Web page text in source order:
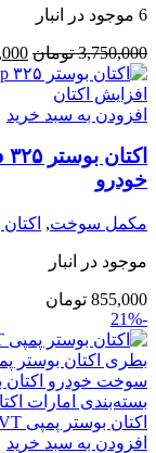
6 موجود در انبار
3,750,000 تومان
افزودن به سبد خرید
خودرو
مکمل سوخت,
موجود در انبار
855,000 تومان
-21%
افزودن به سبد خرید